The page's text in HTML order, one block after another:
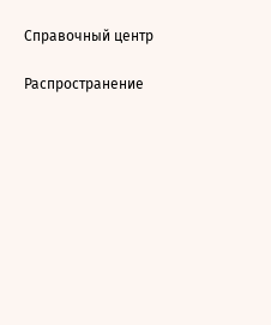
Справочный центр
Распространение